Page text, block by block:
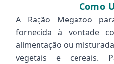
Como
A Ração Megazoo
fornecida à vontade
alimentação ou
vegetais e cereais.